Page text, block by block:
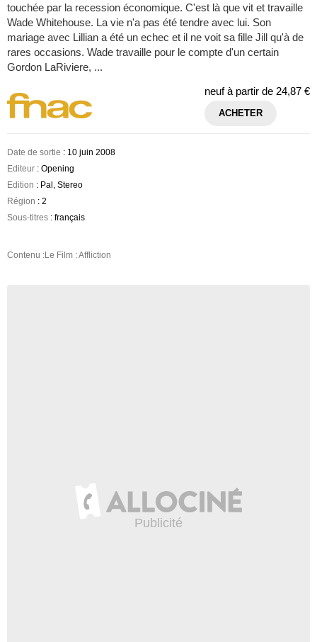
touchée par la recession économique. C'est là que vit et travaille
Wade Whitehouse. La vie n'a pas été tendre avec lui. Son
mariage avec Lillian a été un echec et il ne voit sa fille Jill qu'à de
rares occasions. Wade travaille pour le compte d'un certain
Gordon LaRiviere, ...
neuf à partir de 24,87 €
ACHETER
Date de sortie : 10 juin 2008
Editeur : Opening
Edition : Pal, Stereo
Région : 2
Sous-titres : français
Contenu :Le Film : Affliction